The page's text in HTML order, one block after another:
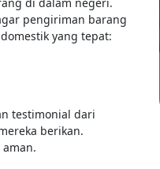
pengiriman barang
yang tepat:
testimonial dari
berikan.